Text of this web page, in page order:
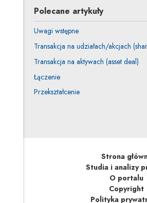
Polecane artykuły
Uwagi wstępne
Transakcja na udziałach/akcjach
Transakcja na aktywach (asset deal)
Łączenie
Przekształcenie
Strona
Studia i analizy
O portalu
Copyright
Polityka